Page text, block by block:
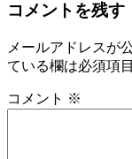
コメントを残す
メールアドレスが
ている欄は必須項
コメント ※